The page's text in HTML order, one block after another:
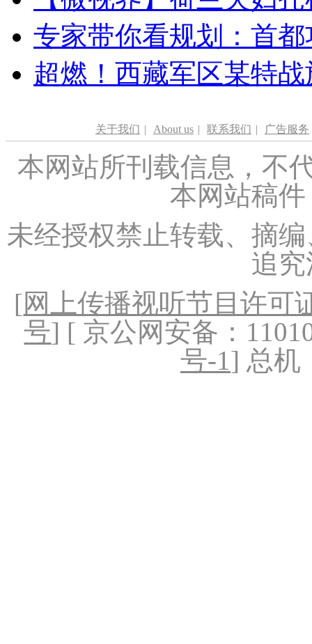
专家带你看规划：首
超燃！西藏军区某特
关于我们 | About us | 联系我们 | 广告服务
本网站所刊载信息，不
本网站稿
未经授权禁止转载、摘
追
[网上传播视听节目许可
号] [ 京公网安备：
号-1] 总机